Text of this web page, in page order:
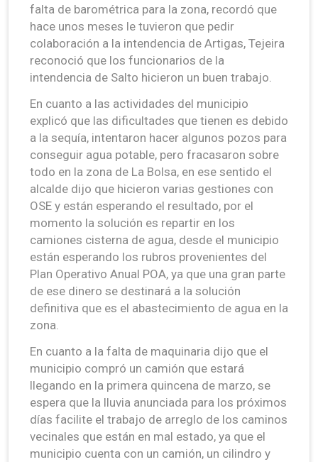
falta de barométrica para la zona, recordó que
hace unos meses le tuvieron que pedir
colaboración a la intendencia de Artigas, Tejeira
reconoció que los funcionarios de la
intendencia de Salto hicieron un buen trabajo.
En cuanto a las actividades del municipio
explicó que las dificultades que tienen es debido
a la sequía, intentaron hacer algunos pozos para
conseguir agua potable, pero fracasaron sobre
todo en la zona de La Bolsa, en ese sentido el
alcalde dijo que hicieron varias gestiones con
OSE y están esperando el resultado, por el
momento la solución es repartir en los
camiones cisterna de agua, desde el municipio
están esperando los rubros provenientes del
Plan Operativo Anual POA, ya que una gran parte
de ese dinero se destinará a la solución
definitiva que es el abastecimiento de agua en la
zona.
En cuanto a la falta de maquinaria dijo que el
municipio compró un camión que estará
llegando en la primera quincena de marzo, se
espera que la lluvia anunciada para los próximos
días facilite el trabajo de arreglo de los caminos
vecinales que están en mal estado, ya que el
municipio cuenta con un camión, un cilindro y